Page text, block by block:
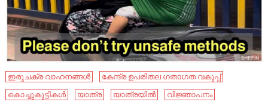
ഇരുചക്ര വാഹനങ്ങൾ
കേന്ദ്ര ഉപരിതല ഗതാഗത വകുപ്പ്
കൊച്ചുകുട്ടികൾ
യാത്ര യാത്രയിൽ വി​ജ്ഞാ​പനം